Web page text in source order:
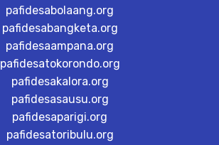
pafidesabolaang.org
pafidesabangketa.org
pafidesaampana.org
pafidesatokorondo.org
pafidesakalora.org
pafidesasausu.org
pafidesaparigi.org
pafidesatoribulu.org